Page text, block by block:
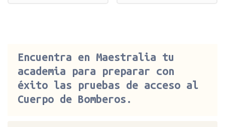
Encuentra en Maestralia tu
academia para preparar con
éxito las pruebas de acceso al
Cuerpo de Bomberos.